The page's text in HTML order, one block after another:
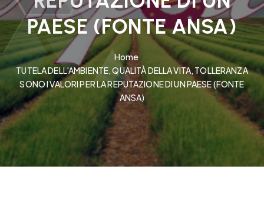
PAESE (FONTE ANSA)
Home
TUTELA DELL'AMBIENTE, QUALITÀ DELLA VITA, TOLLERANZA
SONO I VALORI PER LA REPUTAZIONE DI UN PAESE (FONTE
ANSA)